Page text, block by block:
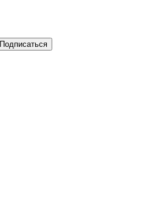
Подписаться